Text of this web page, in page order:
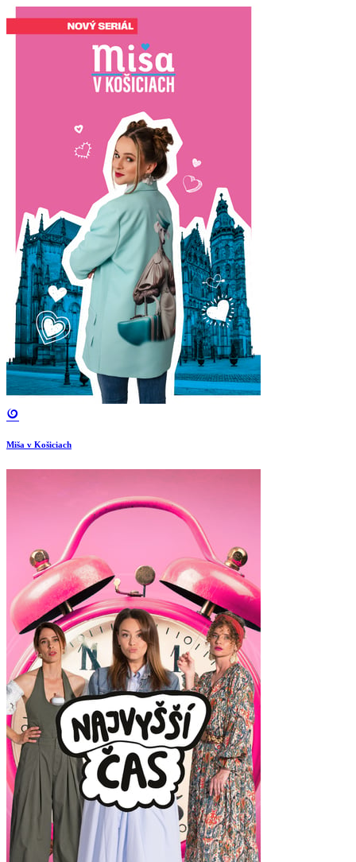
Miša v Košiciach